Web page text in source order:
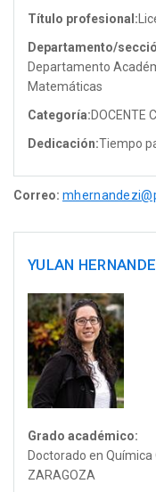
Título profesional:
Departamento/
Departamento
Matemáticas
Categoría:DOCENTE
Dedicación:Tiempo
Correo:
YULAN
Grado académico:
Doctorado en Química
ZARAGOZA